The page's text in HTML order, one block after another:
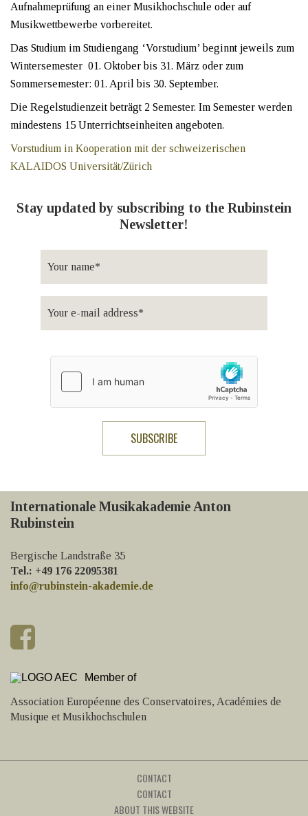
Aufnahmeprüfung an einer Musikhochschule oder auf
Musikwettbewerbe vorbereitet.
Das Studium im Studiengang ‘Vorstudium’ beginnt jeweils zum
Wintersemester 01. Oktober bis 31. März oder zum
Sommersemester: 01. April bis 30. September.
Die Regelstudienzeit beträgt 2 Semester. Im Semester werden
mindestens 15 Unterrichtseinheiten angeboten.
Vorstudium in Kooperation mit der schweizerischen
KALAIDOS Universität/Zürich
Stay updated by subscribing to the Rubinstein
Newsletter!
Internationale Musikakademie Anton
Rubinstein
Bergische Landstraße 35
Tel.: +49 176 22095381
info@rubinstein-akademie.de
Member of
Association Européenne des Conservatoires, Académies de
Musique et Musikhochschulen
CONTACT
CONTACT
ABOUT THIS WEBSITE